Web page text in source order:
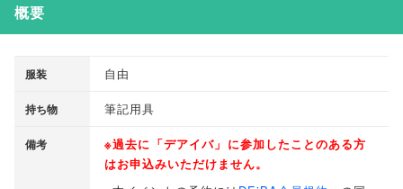
概要
服装 自由
持ち物 筆記用具
備考 ※過去に 「デアイバ 」 に参加したことのある方
はお申込みいただけません。